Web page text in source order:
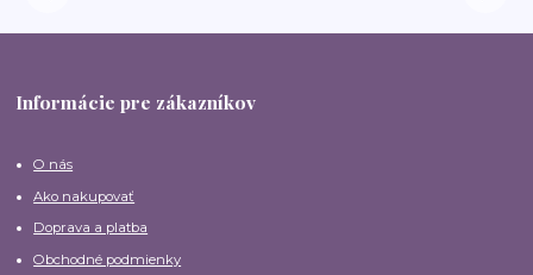
Informácie pre zákazníkov
O nás
Ako nakupovať
Doprava a platba
Obchodné podmienky